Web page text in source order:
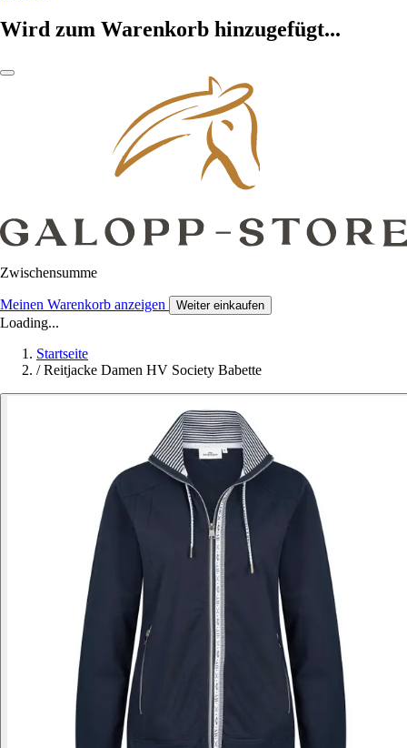
Wird zum Warenkorb hinzugefügt...
Zwischensumme
Meinen Warenkorb anzeigen Weiter einkaufen
Loading...
Startseite
/ Reitjacke Damen HV Society Babette